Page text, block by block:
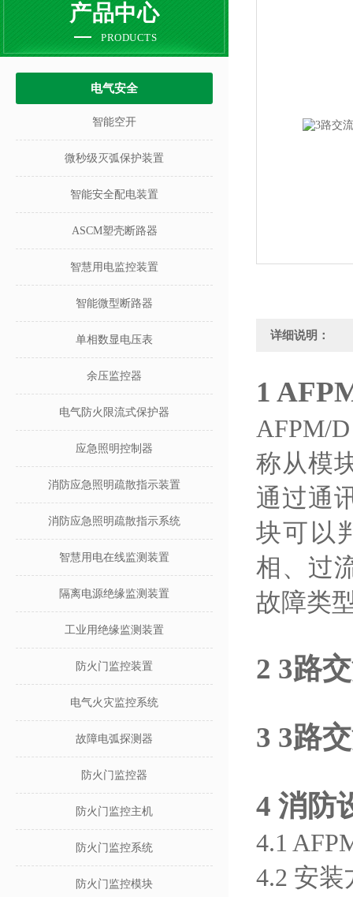
产品中心
PRODUCTS
电气安全
智能空开
微秒级灭弧保护装置
智能安全配电装置
ASCM塑壳断路器
智慧用电监控装置
智能微型断路器
单相数显电压表
余压监控器
电气防火限流式保护器
应急照明控制器
消防应急照明疏散指示装置
消防应急照明疏散指示系统
智慧用电在线监测装置
隔离电源绝缘监测装置
工业用绝缘监测装置
防火门监控装置
电气火灾监控系统
故障电弧探测器
防火门监控器
防火门监控主机
防火门监控系统
防火门监控模块
详细说明：
1
AFPM/
称从模
通过通
块可以
相、过
故障类
2 3路
3 3路
4 消防
4.1
4.2 安装